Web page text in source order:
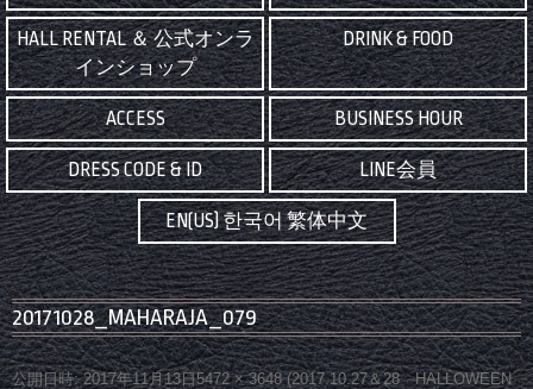
HALL RENTAL ＆ 公式オンラ
インショップ
DRINK & FOOD
ACCESS BUSINESS HOUR
DRESS CODE & ID LINE会員
EN(US) 한국어 繁体中文
20171028_MAHARAJA_079
公開日時: 2017年11月13日5472 × 3648(2017.10.27＆28 HALLOWEEN